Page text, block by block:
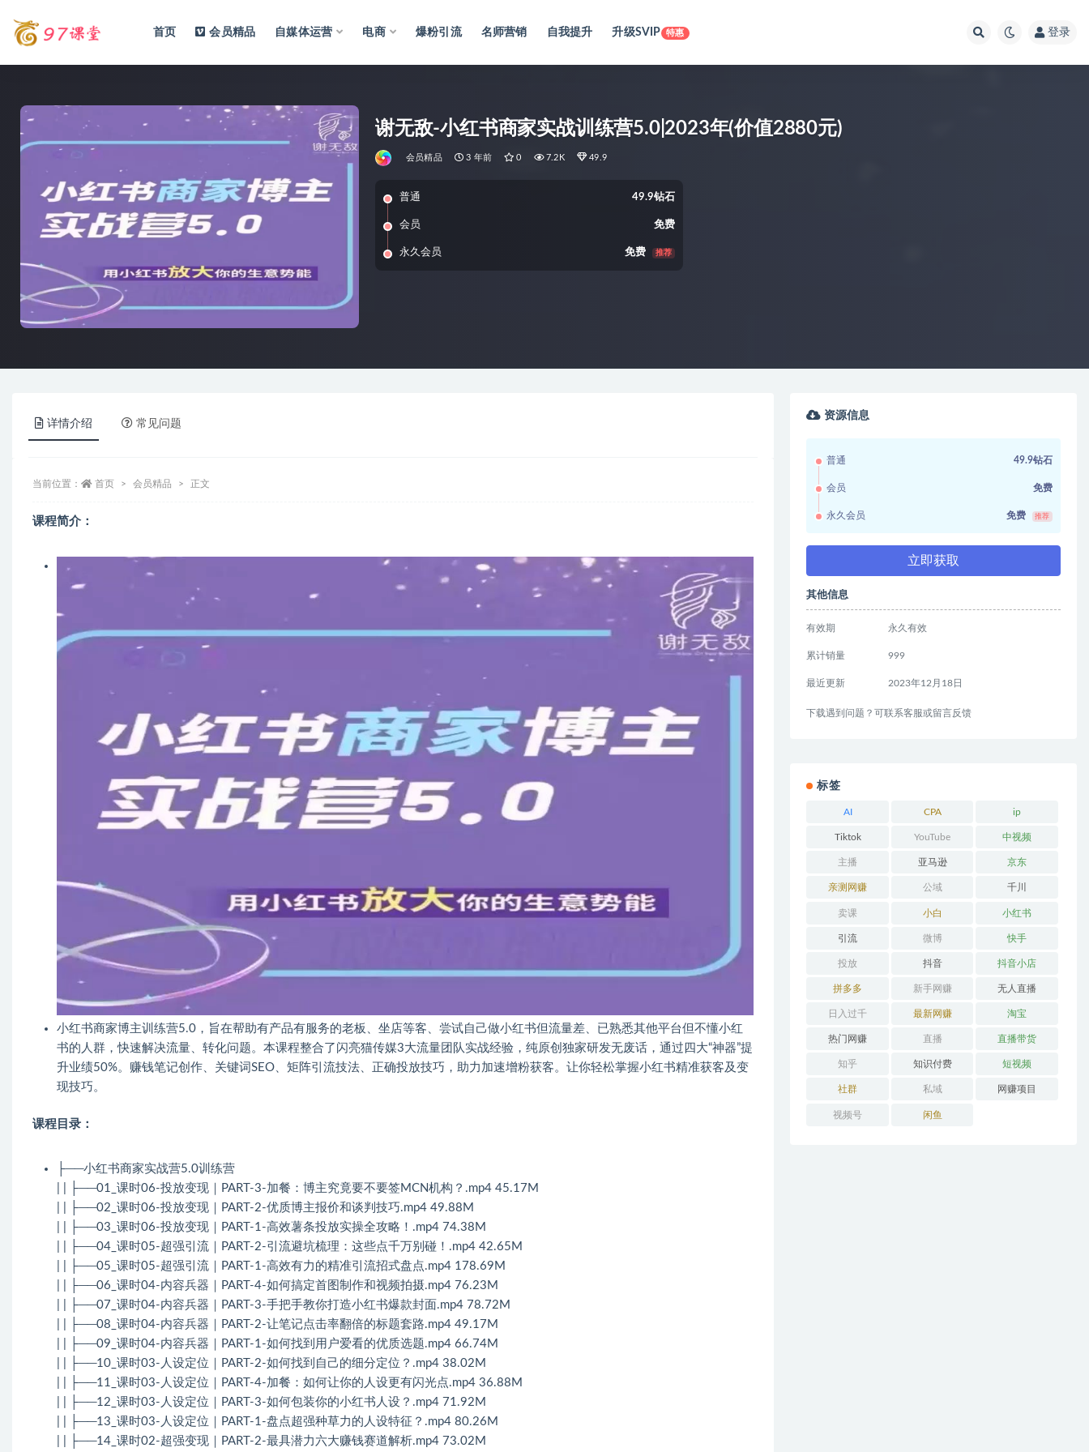
首页 会员精品 自媒体运营 电商 爆粉引流 名师营销 自我提升 升级SVIP 特惠 登录
谢无敌-小红书商家实战训练营5.0|2023年(价值2880元)
会员精品 3 年前 0 7.2K 49.9
普通 49.9钻石
会员 免费
永久会员 免费 推荐
详情介绍 常见问题
当前位置： 首页 会员精品 正文
课程简介：
小红书商家博主训练营5.0，旨在帮助有产品有服务的老板、坐店等客、尝试自己做小红书但流量差、已熟悉其他平台但不懂小红
书的人群，快速解决流量、转化问题。本课程整合了闪亮猫传媒3大流量团队实战经验，纯原创独家研发无废话，通过四大“神器”提
升业绩50%。赚钱笔记创作、关键词SEO、矩阵引流技法、正确投放技巧，助力加速增粉获客。让你轻松掌握小红书精准获客及变
现技巧。
课程目录：
├──小红书商家实战营5.0训练营
| | ├──01_课时06-投放变现｜PART-3-加餐：博主究竟要不要签MCN机构？.mp4 45.17M
| | ├──02_课时06-投放变现｜PART-2-优质博主报价和谈判技巧.mp4 49.88M
| | ├──03_课时06-投放变现｜PART-1-高效薯条投放实操全攻略！.mp4 74.38M
| | ├──04_课时05-超强引流｜PART-2-引流避坑梳理：这些点千万别碰！.mp4 42.65M
| | ├──05_课时05-超强引流｜PART-1-高效有力的精准引流招式盘点.mp4 178.69M
| | ├──06_课时04-内容兵器｜PART-4-如何搞定首图制作和视频拍摄.mp4 76.23M
| | ├──07_课时04-内容兵器｜PART-3-手把手教你打造小红书爆款封面.mp4 78.72M
| | ├──08_课时04-内容兵器｜PART-2-让笔记点击率翻倍的标题套路.mp4 49.17M
| | ├──09_课时04-内容兵器｜PART-1-如何找到用户爱看的优质选题.mp4 66.74M
| | ├──10_课时03-人设定位｜PART-2-如何找到自己的细分定位？.mp4 38.02M
| | ├──11_课时03-人设定位｜PART-4-加餐：如何让你的人设更有闪光点.mp4 36.88M
| | ├──12_课时03-人设定位｜PART-3-如何包装你的小红书人设？.mp4 71.92M
| | ├──13_课时03-人设定位｜PART-1-盘点超强种草力的人设特征？.mp4 80.26M
| | ├──14_课时02-超强变现｜PART-2-最具潜力六大赚钱赛道解析.mp4 73.02M
资源信息
普通 49.9钻石
会员 免费
永久会员 免费 推荐
立即获取
其他信息
有效期 永久有效
累计销量 999
最近更新 2023年12月18日
下载遇到问题？可联系客服或留言反馈
标签
AI CPA ip
Tiktok YouTube 中视频
主播 亚马逊 京东
亲测网赚 公域 千川
卖课 小白 小红书
引流 微博 快手
投放 抖音 抖音小店
拼多多 新手网赚 无人直播
日入过千 最新网赚 淘宝
热门网赚 直播 直播带货
知乎 知识付费 短视频
社群 私域 网赚项目
视频号 闲鱼